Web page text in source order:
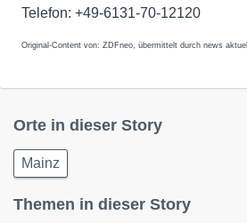
Telefon: +49-6131-70-12120
Original-Content von: ZDFneo, übermittelt durch news aktuell
Orte in dieser Story
Mainz
Themen in dieser Story